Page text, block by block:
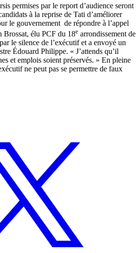
permises par le report d’audience seront
à la reprise de Tati d’améliorer
le gouvernement de répondre à l’appel
Brossat, élu PCF du 18e arrondissement de
le silence de l’exécutif et a envoyé un
Édouard Philippe. « J’attends qu’il
et emplois soient préservés. » En pleine
ne peut pas se permettre de faux